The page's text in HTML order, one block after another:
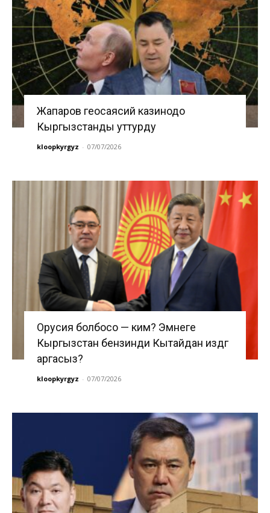
Жапаров геосаясий казинодо
Кыргызстанды уттурду
kloopkyrgyz - 07/07/2026
Орусия болбосо — ким? Эмнеге
Кыргызстан бензинди Кытайдан издөөгө
аргасыз?
kloopkyrgyz - 07/07/2026